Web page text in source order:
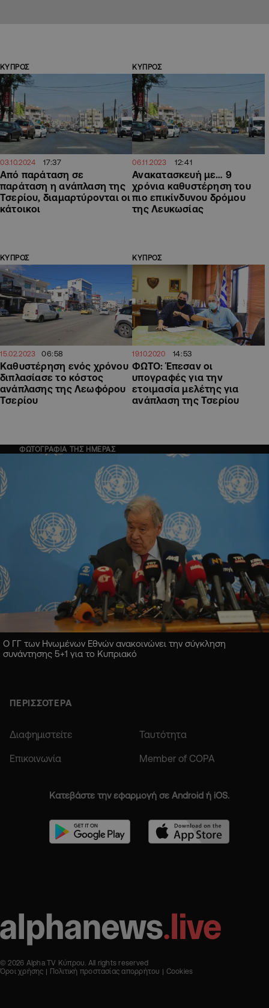
ΚΥΠΡΟΣ
03.10.2024 17:37
Από παράταση σε
παράταση η ανάπλαση της
Τσερίου, διαμαρτύρονται οι
κάτοικοι
ΚΥΠΡΟΣ
06.11.2023 12:41
Ανακατασκευή με… 9
χρόνια καθυστέρηση του
πιο επικίνδυνου δρόμου
της Λευκωσίας
ΚΥΠΡΟΣ
15.02.2023 06:58
Καθυστέρηση ενός χρόνου
διπλασίασε το κόστος
ανάπλασης της Λεωφόρου
Τσερίου
ΚΥΠΡΟΣ
19.10.2020 14:53
ΦΩΤΟ: Έπεσαν οι
υπογραφές για την
ετοιμασία μελέτης για
ανάπλαση της Τσερίου
ΦΩΤΟΓΡΑΦΙΑ ΤΗΣ ΗΜΕΡΑΣ
Ο ΓΓ των Ηνωμένων Εθνών ανακοινώνει την σύγκληση
συνάντησης 5+1 για το Κυπριακό
ΠΕΡΙΣΣΟΤΕΡΑ
Διαφημιστείτε Ταυτότητα
Επικοινωνία Member of COPA
Κατεβάστε την εφαρμογή σε Android ή iOS.
© 2026 Alpha TV Κύπρου. All rights reserved
Όροι χρήσης
Πολιτική προστασίας απορρήτου Cookies